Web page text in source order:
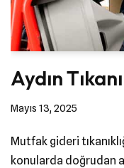
Aydın
Mayıs 13, 2025
Mutfak gideri
konularda doğrudan